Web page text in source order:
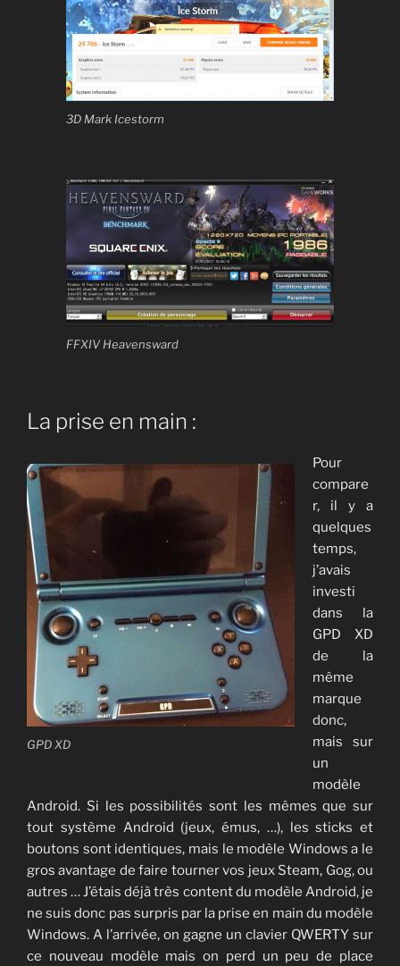
3D Mark Icestorm
FFXIV Heavensward
La prise en main :
GPD XD
Pour
compare
r, il y a
quelques
temps,
j’avais
investi
dans la
GPD XD
de la
même
marque
donc,
mais sur
un
modèle
Android. Si les possibilités sont les mêmes que sur
tout système Android (jeux, émus, …), les sticks et
boutons sont identiques, mais le modèle Windows a le
gros avantage de faire tourner vos jeux Steam, Gog, ou
autres … J’étais déjà très content du modèle Android, je
ne suis donc pas surpris par la prise en main du modèle
Windows. A l’arrivée, on gagne un clavier QWERTY sur
ce nouveau modèle mais on perd un peu de place